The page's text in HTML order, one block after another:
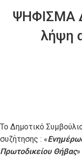
ΨΗΦΙΣΜΑ
λήψη
Το Δημοτικό
συζήτησης : «
Πρωτοδικείου Θήβας